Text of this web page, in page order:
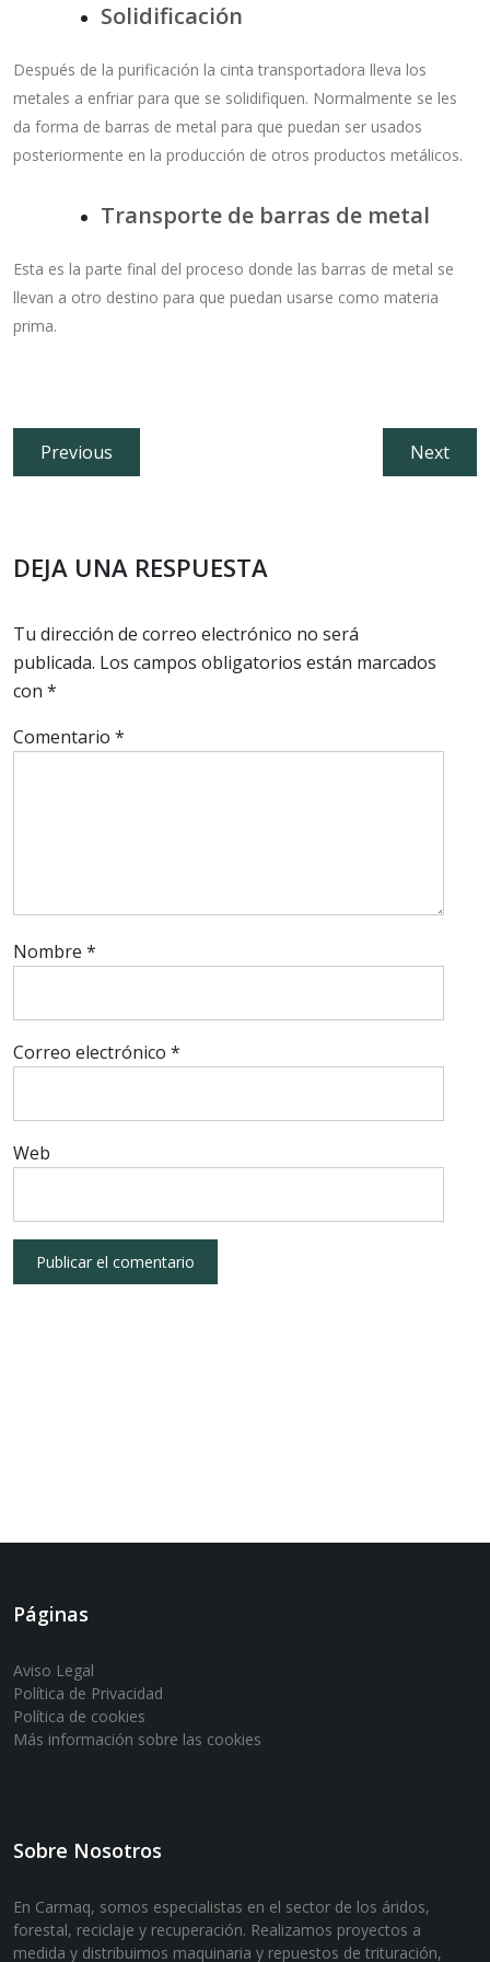
Solidificación
Después de la purificación la cinta transportadora lleva los
metales a enfriar para que se solidifiquen. Normalmente se les
da forma de barras de metal para que puedan ser usados
posteriormente en la producción de otros productos metálicos.
Transporte de barras de metal
Esta es la parte final del proceso donde las barras de metal se
llevan a otro destino para que puedan usarse como materia
prima.
Navegación
de
Previous
post:
NextNext
post:
DEJA UNA RESPUESTA
Tu dirección de correo electrónico no será
publicada. Los campos obligatorios están marcados
con *
Comentario *
Nombre *
Correo electrónico *
Web
Páginas
Aviso Legal
Política de Privacidad
Política de cookies
Más información sobre las cookies
Sobre Nosotros
En Carmaq, somos especialistas en el sector de los áridos,
forestal, reciclaje y recuperación. Realizamos proyectos a
medida y distribuimos maquinaria y repuestos de trituración,